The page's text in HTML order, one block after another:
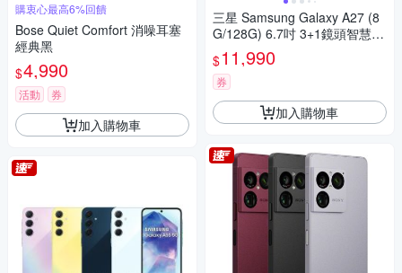
購衷心最高6%回饋
Bose Quiet Comfort 消噪耳塞
經典黑
$4,990
活動 券
加入購物車
三星 Samsung Galaxy A27 (8
G/128G) 6.7吋 3+1鏡頭智慧手
機
$11,990
券
加入購物車